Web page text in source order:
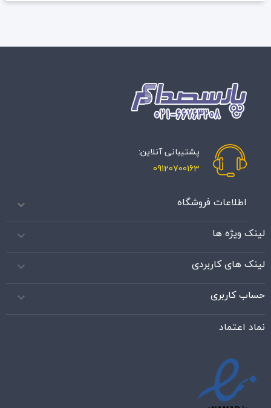
پشتیبانی آنلاین:
09120700163
اطلاعات فروشگاه 
لینک ویژه ها 
لینک های کاربردی 
حساب کاربری 
نماد اعتماد